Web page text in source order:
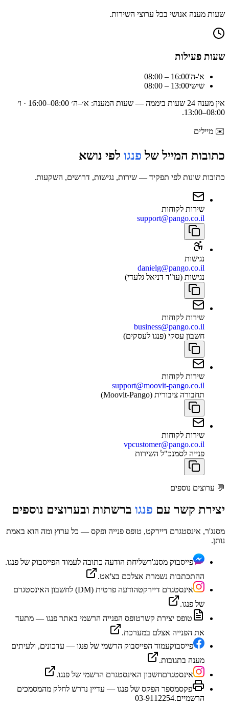
שעות מענה אנושי בכל ערוצי השירות.
שעות פעילות
א'-ה'08:00 – 16:00
שישי08:00 – 13:00
אין מענה 24 שעות ביממה — שעות המענה:
א׳–ה׳ 08:00–16:00 · ו׳
08:00–13:00
.
✉️ מיילים
כתובות המייל של פנגו לפי נושא
כתובות שונות לפי תפקיד — שירות, נגישות, דרושים, השקעות.
שירות לקוחות
support@pango.co.il
נגישות
danielg@pango.co.il
נגישות (עו"ד דניאל גלעדי)
שירות לקוחות
business@pango.co.il
חשבון עסקי (פנגו לעסקים)
שירות לקוחות
support@moovit-pango.co.il
תחבורה ציבורית (Moovit-Pango)
שירות לקוחות
vpcustomer@pango.co.il
פנייה לסמנכ"ל השירות
💬 ערוצים נוספים
יצירת קשר עם פנגו ברשתות ובערוצים נוספים
מסנג'ר, אינסטגרם דיירקט, טופס פנייה ופקס — כל ערוץ ומה הוא באמת
נותן.
פייסבוק מסנג'רשליחת הודעה כתובה לעמוד הפייסבוק של פנגו.
ההתכתבות נשמרת אצלכם בצ'אט.
אינסטגרם דיירקט
הודעה פרטית (DM) לחשבון האינסטגרם
של פנגו.
טופס יצירת קשרטופס הפנייה הרשמי באתר פנגו — מתעד
את הפנייה אצלם במערכת.
פייסבוקעמוד הפייסבוק הרשמי של פנגו — עדכונים, ולעיתים
מענה בתגובות.
אינסטגרםחשבון האינסטגרם הרשמי של פנגו.
פקסמספר הפקס של פנגו — עדיין נדרש לחלק מהמסמכים
הרשמיים.03-9112254